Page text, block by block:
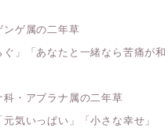
ンゲ属の二年草
」「あなたと一緒なら苦痛が
科・アブラナ属の二年草
気いっぱい」「小さな幸せ」